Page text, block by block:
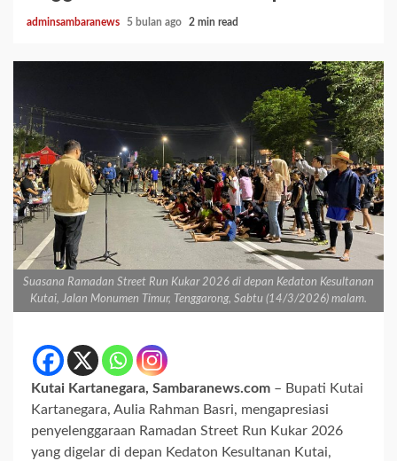
adminsambaranews 5 bulan ago 2 min read
Suasana Ramadan Street Run Kukar 2026 di depan Kedaton Kesultanan
Kutai, Jalan Monumen Timur, Tenggarong, Sabtu (14/3/2026) malam.
Kutai Kartanegara, Sambaranews.com – Bupati Kutai
Kartanegara, Aulia Rahman Basri, mengapresiasi
penyelenggaraan Ramadan Street Run Kukar 2026
yang digelar di depan Kedaton Kesultanan Kutai,